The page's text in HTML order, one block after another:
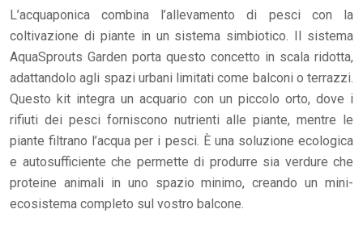
L’acquaponica combina l’allevamento di pesci con la
coltivazione di piante in un sistema simbiotico. Il sistema
AquaSprouts Garden porta questo concetto in scala ridotta,
adattandolo agli spazi urbani limitati come balconi o terrazzi.
Questo kit integra un acquario con un piccolo orto, dove i
rifiuti dei pesci forniscono nutrienti alle piante, mentre le
piante filtrano l’acqua per i pesci. È una soluzione ecologica
e autosufficiente che permette di produrre sia verdure che
proteine animali in uno spazio minimo, creando un mini-
ecosistema completo sul vostro balcone.